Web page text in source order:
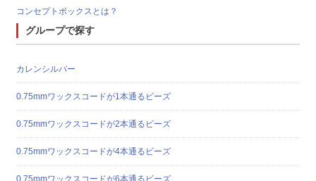
コンセプトボックスとは？
グループで探す
カレンシルバー
0.75mmワックスコードが1本通るビーズ
0.75mmワックスコードが2本通るビーズ
0.75mmワックスコードが4本通るビーズ
0.75mmワックスコードが6本通るビーズ